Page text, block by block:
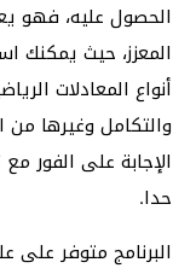
الحصول عليه، فهو
المعزز، حيث يمكنك
أنواع المعادلات
والتكامل وغيرها
الإجابة على الفور
حدا.
البرنامج متوفر على